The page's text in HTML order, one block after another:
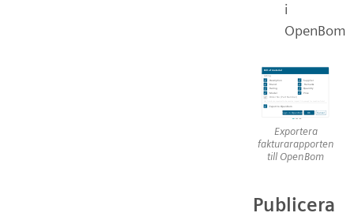
i
OpenBom
Exportera
fakturarapporten
till OpenBom
Publicera